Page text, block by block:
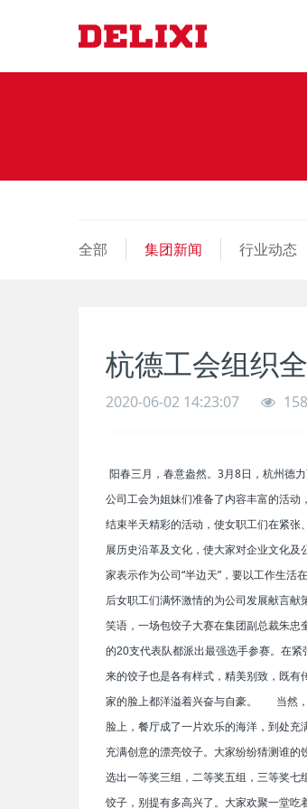
全部 集团新闻 行业动态
杭德工会组织
2020-06-02 14:23:07
阳春三月，春意盎然。3月8日，杭州德
公司工会为姐妹们准备了内容丰富的活
结束半天精彩的活动，使女职工们在紧张
展历史沿革及文化，使大家对企业文化
家表示作为公司“半边天”，要以工作生
后女职工们满怀激情的为公司发展献言献
笑语，一场包饺子大赛在集团副总裁朱忠
的20支代表队都派出最强选手参赛。在
来的饺子也是各有样式，精美别致，既
家的脸上都洋溢着兴奋与自豪。
当然，
脸上，餐厅成了一片欢乐的海洋，到处
充满创意的漂亮饺子。大家纷纷猜测谁的
选出一等奖三组，二等奖五组，三等奖七
饺子，别提有多高兴了。大家欢聚一堂吃